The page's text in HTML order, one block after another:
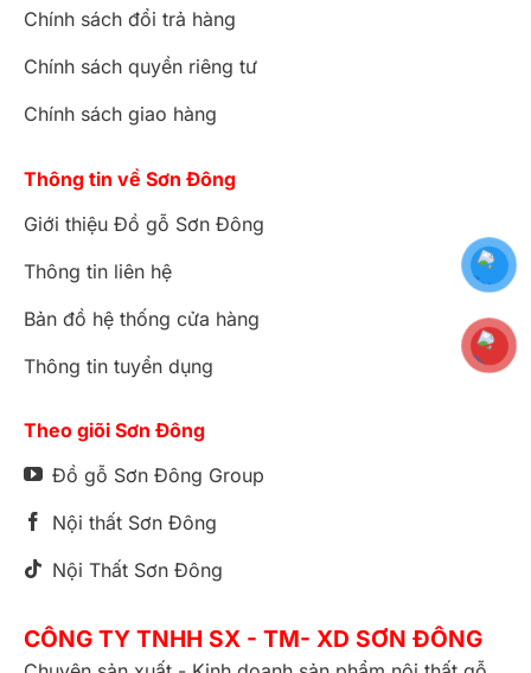
Chính sách đổi trả hàng
Chính sách quyền riêng tư
Chính sách giao hàng
Thông tin về Sơn Đông
Giới thiệu Đồ gỗ Sơn Đông
Thông tin liên hệ
Bản đồ hệ thống cửa hàng
Thông tin tuyển dụng
Theo giõi Sơn Đông
Đồ gỗ Sơn Đông Group
Nội thất Sơn Đông
Nội Thất Sơn Đông
CÔNG TY TNHH SX - TM- XD SƠN ĐÔNG